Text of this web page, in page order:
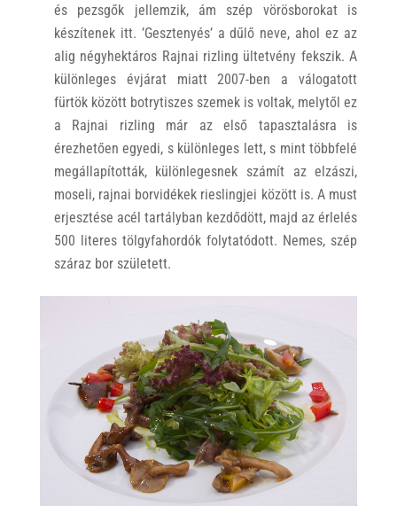
és pezsgők jellemzik, ám szép vörösborokat is
készítenek itt. ’Gesztenyés’ a dűlő neve, ahol ez az
alig négyhektáros Rajnai rizling ültetvény fekszik. A
különleges évjárat miatt 2007-ben a válogatott
fürtök között botrytiszes szemek is voltak, melytől ez
a Rajnai rizling már az első tapasztalásra is
érezhetően egyedi, s különleges lett, s mint többfelé
megállapították, különlegesnek számít az elzászi,
moseli, rajnai borvidékek rieslingjei között is. A must
erjesztése acél tartályban kezdődött, majd az érlelés
500 literes tölgyfahordók folytatódott. Nemes, szép
száraz bor született.